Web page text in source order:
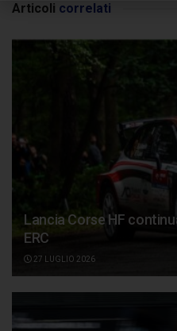
Articoli correlati
Lancia Corse HF
ERC
27 LUGLIO 2026